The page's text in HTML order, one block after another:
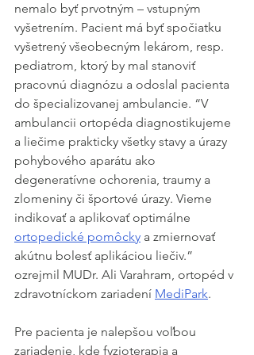
nemalo byť prvotným – vstupným
vyšetrením. Pacient má byť spočiatku
vyšetrený všeobecným lekárom, resp.
pediatrom, ktorý by mal stanoviť
pracovnú diagnózu a odoslal pacienta
do špecializovanej ambulancie. “V
ambulancii ortopéda diagnostikujeme
a liečime prakticky všetky stavy a úrazy
pohybového aparátu ako
degeneratívne ochorenia, traumy a
zlomeniny či športové úrazy. Vieme
indikovať a aplikovať optimálne
ortopedické pomôcky a zmiernovať
akútnu bolesť aplikáciou liečiv.”
ozrejmil MUDr. Ali Varahram, ortopéd v
zdravotníckom zariadení MediPark.
Pre pacienta je nalepšou voľbou
zariadenie, kde fyzioterapia a